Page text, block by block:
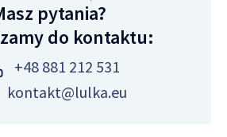
pytania?
do kontaktu:
+48 881 212 531
kontakt@lulka.eu